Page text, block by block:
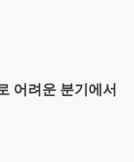
어려운 분기에서